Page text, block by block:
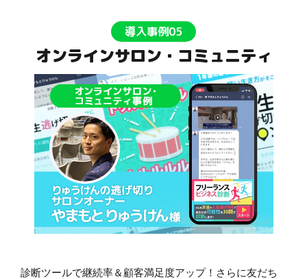
導入事例05
オンラインサロン・コミュニティ
診断ツールで継続率＆顧客満足度アップ！さらに友だち